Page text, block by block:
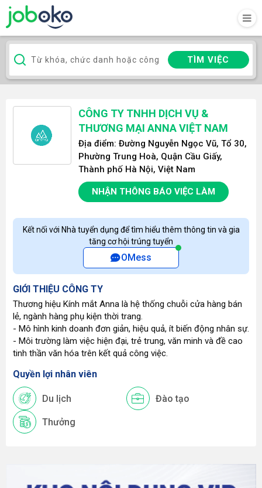
TÌM VIỆC
CÔNG TY TNHH DỊCH VỤ &
THƯƠNG MẠI ANNA VIỆT NAM
Địa điểm: Đường Nguyễn Ngọc Vũ, Tổ 30,
Phường Trung Hoà, Quận Cầu Giấy,
Thành phố Hà Nội, Việt Nam
NHẬN THÔNG BÁO VIỆC LÀM
Kết nối với Nhà tuyển dụng để tìm hiểu thêm thông tin và gia
tăng cơ hội trúng tuyển
OMess
GIỚI THIỆU CÔNG TY
Thương hiệu Kính mắt Anna là hệ thống chuỗi cửa hàng bán
lẻ, ngành hàng phụ kiện thời trang.
- Mô hình kinh doanh đơn giản, hiệu quả, ít biến động nhân sự.
- Môi trường làm việc hiện đại, trẻ trung, văn minh và đề cao
tinh thần văn hóa trên kết quả công việc.
Quyền lợi nhân viên
Du lịch Đào tạo
Thưởng